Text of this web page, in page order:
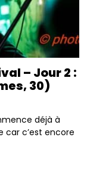
– Jour 2 :
30)
déjà à
car c’est encore